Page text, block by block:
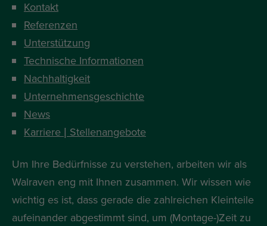
Kontakt
Referenzen
Unterstützung
Technische Informationen
Nachhaltigkeit
Unternehmensgeschichte
News
Karriere | Stellenangebote
Um Ihre Bedürfnisse zu verstehen, arbeiten wir als
Walraven eng mit Ihnen zusammen. Wir wissen wie
wichtig es ist, dass gerade die zahlreichen Kleinteile
aufeinander abgestimmt sind, um (Montage-)Zeit zu